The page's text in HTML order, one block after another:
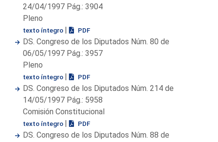
24/04/1997 Pág.: 3904
Pleno
texto íntegro | PDF
DS. Congreso de los Diputados Núm. 80 de
06/05/1997 Pág.: 3957
Pleno
texto íntegro | PDF
DS. Congreso de los Diputados Núm. 214 de
14/05/1997 Pág.: 5958
Comisión Constitucional
texto íntegro | PDF
DS. Congreso de los Diputados Núm. 88 de